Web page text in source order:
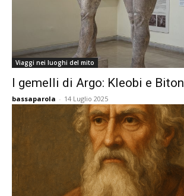
Viaggi nei luoghi del mito
I gemelli di Argo: Kleobi e
bassaparola - 14 Luglio 2025